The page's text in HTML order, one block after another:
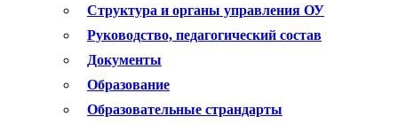
Структура и органы управления ОУ
Руководство, педагогический состав
Документы
Образование
Образовательные страндарты